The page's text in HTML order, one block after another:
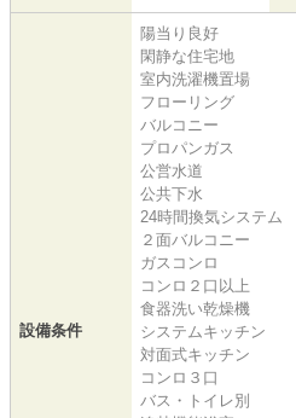
設備条件
陽当り良好
閑静な住宅地
室内洗濯機置場
フローリング
バルコニー
プロパンガス
公営水道
公共下水
24時間換気システム
２面バルコニー
ガスコンロ
コンロ２口以上
食器洗い乾燥機
システムキッチン
対面式キッチン
コンロ３口
バス・トイレ別